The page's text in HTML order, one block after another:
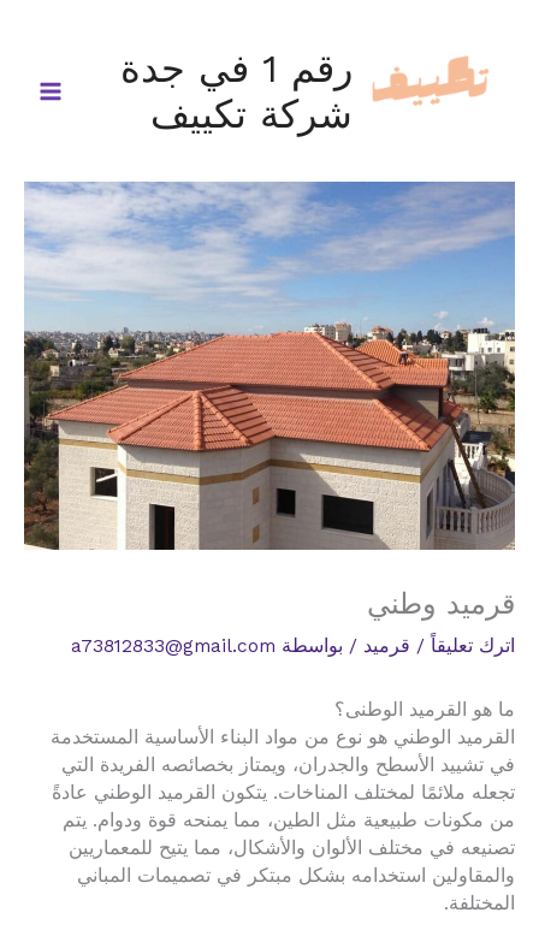
المحتوى
رقم 1 في جدة
شركة تكييف
قرميد وطني
اترك تعليقاً / قرميد / بواسطة a73812833@gmail.com
ما هو القرميد الوطنى؟
القرميد الوطني هو نوع من مواد البناء الأساسية المستخدمة
في تشييد الأسطح والجدران، ويمتاز بخصائصه الفريدة التي
تجعله ملائمًا لمختلف المناخات. يتكون القرميد الوطني عادةً
من مكونات طبيعية مثل الطين، مما يمنحه قوة ودوام. يتم
تصنيعه في مختلف الألوان والأشكال، مما يتيح للمعماريين
والمقاولين استخدامه بشكل مبتكر في تصميمات المباني
المختلفة.